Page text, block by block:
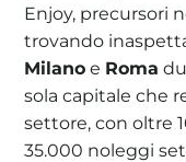
Enjoy, precursori
trovando
Milano e Roma
sola capitale che
settore, con oltre
35.000 noleggi